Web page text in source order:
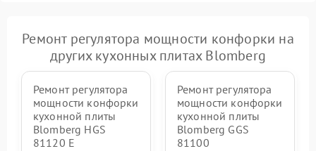
Ремонт регулятора мощности конфорки на
других кухонных плитах Blomberg
Ремонт регулятора
мощности конфорки
кухонной плиты
Blomberg HGS
81120 E
Ремонт регулятора
мощности конфорки
кухонной плиты
Blomberg GGS
81100